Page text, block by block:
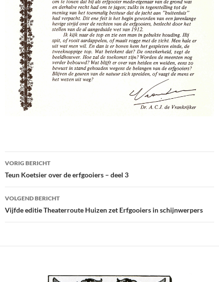
Bericht
navigatie
VORIG BERICHT
Teun Koetsier over de erfgooiers – deel 3
VOLGEND BERICHT
Vijfde editie Theaterroute Huizen zet Erfgooiers in schijnwerpers